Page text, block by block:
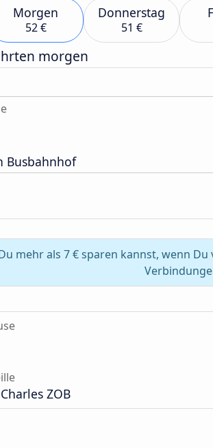
Morgen
52 €
Donnerstag
51 €
morgen
Busbahnhof
mehr als 7 € sparen kannst, wenn
ZOB